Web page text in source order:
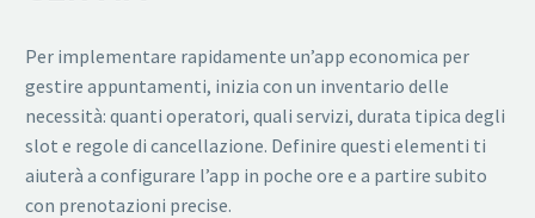
Per implementare rapidamente un’app economica per
gestire appuntamenti, inizia con un inventario delle
necessità: quanti operatori, quali servizi, durata tipica degli
slot e regole di cancellazione. Definire questi elementi ti
aiuterà a configurare l’app in poche ore e a partire subito
con prenotazioni precise.